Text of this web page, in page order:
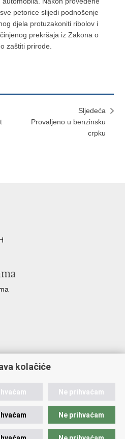
petorice slijedi podnošenje
djela protuzakoniti ribolov i
prekršaja iz Zakona o
zaštiti prirode.
Sljedeća
Provaljeno u benzinsku
crpku
kolačiće
Ne prihvaćam
Ne prihvaćam